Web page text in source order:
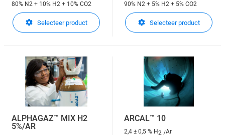
80% N2 + 10% H2 + 10% CO2
Selecteer product
90% N2 + 5% H2 + 5% CO2
Selecteer product
ALPHAGAZ™ MIX H2
5%/AR
ARCAL™ 10
2,4 ± 0,5 % H2 /Ar